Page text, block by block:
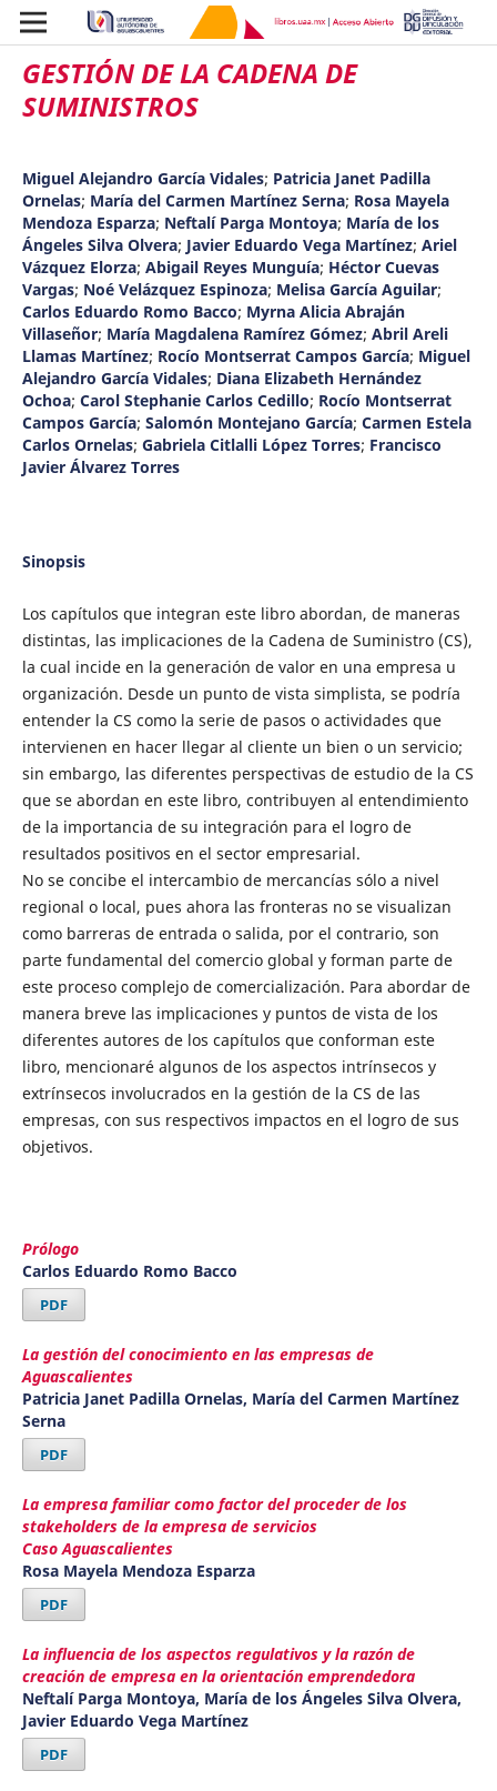
GESTIÓN DE LA CADENA DE
SUMINISTROS
Miguel Alejandro García Vidales; Patricia Janet Padilla
Ornelas; María del Carmen Martínez Serna; Rosa Mayela
Mendoza Esparza; Neftalí Parga Montoya; María de los
Ángeles Silva Olvera; Javier Eduardo Vega Martínez; Ariel
Vázquez Elorza; Abigail Reyes Munguía; Héctor Cuevas
Vargas; Noé Velázquez Espinoza; Melisa García Aguilar;
Carlos Eduardo Romo Bacco; Myrna Alicia Abraján
Villaseñor; María Magdalena Ramírez Gómez; Abril Areli
Llamas Martínez; Rocío Montserrat Campos García; Miguel
Alejandro García Vidales; Diana Elizabeth Hernández
Ochoa; Carol Stephanie Carlos Cedillo; Rocío Montserrat
Campos García; Salomón Montejano García; Carmen Estela
Carlos Ornelas; Gabriela Citlalli López Torres; Francisco
Javier Álvarez Torres
Sinopsis
Los capítulos que integran este libro abordan, de maneras
distintas, las implicaciones de la Cadena de Suministro (CS),
la cual incide en la generación de valor en una empresa u
organización. Desde un punto de vista simplista, se podría
entender la CS como la serie de pasos o actividades que
intervienen en hacer llegar al cliente un bien o un servicio;
sin embargo, las diferentes perspectivas de estudio de la CS
que se abordan en este libro, contribuyen al entendimiento
de la importancia de su integración para el logro de
resultados positivos en el sector empresarial.
No se concibe el intercambio de mercancías sólo a nivel
regional o local, pues ahora las fronteras no se visualizan
como barreras de entrada o salida, por el contrario, son
parte fundamental del comercio global y forman parte de
este proceso complejo de comercialización. Para abordar de
manera breve las implicaciones y puntos de vista de los
diferentes autores de los capítulos que conforman este
libro, mencionaré algunos de los aspectos intrínsecos y
extrínsecos involucrados en la gestión de la CS de las
empresas, con sus respectivos impactos en el logro de sus
objetivos.
Prólogo
Carlos Eduardo Romo Bacco
PDF
La gestión del conocimiento en las empresas de
Aguascalientes
Patricia Janet Padilla Ornelas, María del Carmen Martínez
Serna
PDF
La empresa familiar como factor del proceder de los
stakeholders de la empresa de servicios
Caso Aguascalientes
Rosa Mayela Mendoza Esparza
PDF
La influencia de los aspectos regulativos y la razón de
creación de empresa en la orientación emprendedora
Neftalí Parga Montoya, María de los Ángeles Silva Olvera,
Javier Eduardo Vega Martínez
PDF